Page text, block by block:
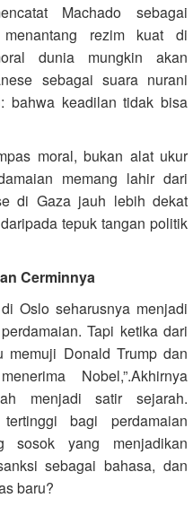
Machado sebagai
rezim kuat di
dunia mungkin akan
sebagai suara nurani
bahwa keadilan tidak bisa
moral, bukan alat ukur
memang lahir dari
di Gaza jauh lebih dekat
tepuk tangan politik
Cerminnya
Oslo seharusnya menjadi
Tapi ketika dari
memuji Donald Trump dan
Nobel,”.Akhirnya
menjadi satir sejarah.
bagi perdamaian
sosok yang menjadikan
sebagai bahasa, dan
baru?